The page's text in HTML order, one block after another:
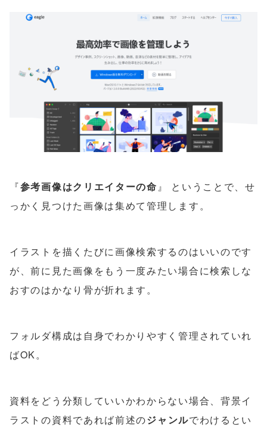
『参考画像はクリエイターの命』 ということで、せ
っかく見つけた画像は集めて管理します。
イラストを描くたびに画像検索するのはいいのです
が、前に見た画像をもう一度みたい場合に検索しな
おすのはかなり骨が折れます。
フォルダ構成は自身でわかりやすく管理されていれ
ばOK。
資料をどう分類していいかわからない場合、背景イ
ラストの資料であれば前述のジャンルでわけるとい